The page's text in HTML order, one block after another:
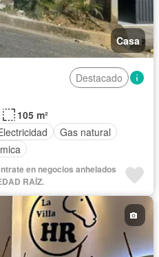
Casa
Destacado
105 m²
Gas natural
en negocios anhelados
PROPIEDAD RAÍZ.